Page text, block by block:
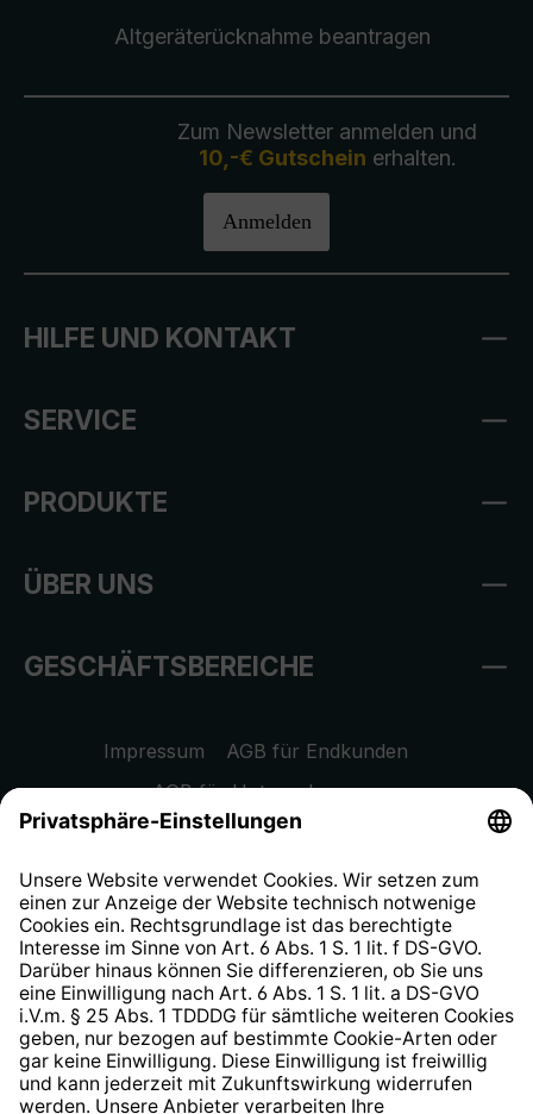
Altgeräterücknahmebeantragen
Zum Newsletter anmelden und
10,-€ Gutschein erhalten.
Anmelden
HILFE UND KONTAKT
SERVICE
PRODUKTE
ÜBER UNS
GESCHÄFTSBEREICHE
Impressum
AGB für Endkunden
AGB für Unternehmen
Datenschutzhinweis
Widerrufsrecht
Hinweisgeberschutzsystem
Barrierefreiheit